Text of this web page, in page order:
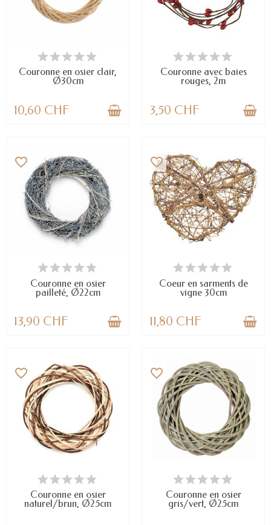
EN STOCK
Couronne en osier clair,
Ø30cm
10,60 CHF
DERNIERS ARTICLES EN STOCK
Couronne avec baies
rouges, 2m
3,50 CHF
DERNIERS ARTICLES EN STOCK
favorite_border
Couronne en osier
pailleté, Ø22cm
13,90 CHF
EN STOCK
favorite_border
Coeur en sarments de
vigne 30cm
11,80 CHF
DERNIERS ARTICLES EN STOCK
favorite_border
Couronne en osier
naturel/brun, Ø25cm
DERNIERS ARTICLES EN STOCK
favorite_border
Couronne en osier
gris/vert, Ø25cm